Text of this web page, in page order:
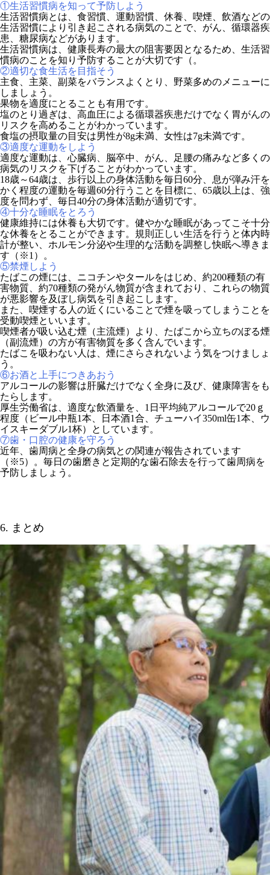
①生活習慣病を知って予防しよう
生活習慣病とは、食習慣、運動習慣、休養、喫煙、飲酒などの
生活習慣により引き起こされる病気のことで、がん、循環器疾
患、糖尿病などがあります。
生活習慣病は、健康長寿の最大の阻害要因となるため、生活習
慣病のことを知り予防することが大切です（。
②適切な食生活を目指そう
主食、主菜、副菜をバランスよくとり、野菜多めのメニューに
しましょう。
果物を適度にとることも有用です。
塩のとり過ぎは、高血圧による循環器疾患だけでなく胃がんの
リスクを高めることがわかっています。
食塩の摂取量の目安は男性が8g未満、女性は7g未満です。
③適度な運動をしよう
適度な運動は、心臓病、脳卒中、がん、足腰の痛みなど多くの
病気のリスクを下げることがわかっています。
18歳～64歳は、歩行以上の身体活動を毎日60分、息が弾み汗を
かく程度の運動を毎週60分行うことを目標に、65歳以上は、強
度を問わず、毎日40分の身体活動が適切です。
④十分な睡眠をとろう
健康維持には休養も大切です。健やかな睡眠があってこそ十分
な休養をとることができます。規則正しい生活を行うと体内時
計が整い、ホルモン分泌や生理的な活動を調整し快眠へ導きま
す（※1）。
⑤禁煙しよう
たばこの煙には、ニコチンやタールをはじめ、約200種類の有
害物質、約70種類の発がん物質が含まれており、これらの物質
が悪影響を及ぼし病気を引き起こします。
また、喫煙する人の近くにいることで煙を吸ってしまうことを
受動喫煙といいます。
喫煙者が吸い込む煙（主流煙）より、たばこから立ちのぼる煙
（副流煙）の方が有害物質を多く含んでいます。
たばこを吸わない人は、煙にさらされないよう気をつけましょ
う。
⑥お酒と上手につきあおう
アルコールの影響は肝臓だけでなく全身に及び、健康障害をも
たらします。
厚生労働省は、適度な飲酒量を、1日平均純アルコールで20ｇ
程度（ビール中瓶1本、日本酒1合、チューハイ350ml缶1本、ウ
イスキーダブル1杯）としています。
⑦歯・口腔の健康を守ろう
近年、歯周病と全身の病気との関連が報告されています
（※5）。毎日の歯磨きと定期的な歯石除去を行って歯周病を
予防しましょう。
6. まとめ